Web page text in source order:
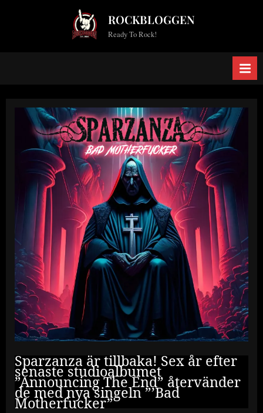
ROCKBLOGGEN
Ready To Rock!
Sparzanza är tillbaka! Sex år efter
senaste studioalbumet
”Announcing The End” återvänder
de med nya singeln ”’Bad
Motherfucker”